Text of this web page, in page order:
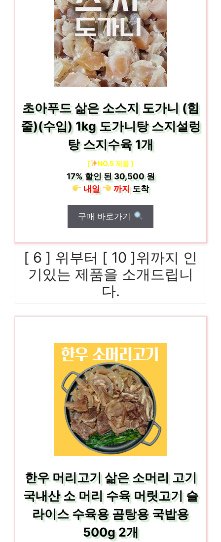
초아푸드 삶은 소스지 도가니 (힘
줄)(수입) 1kg 도가니탕 스지설렁
탕 스지수육 1개
[ NO.5 제품 ]
17%할인 된30,500 원
내일
까지도착
구매 바로가기
[ 6 ] 위부터 [ 10 ]위까지 인
기있는 제품을 소개드립니
다.
한우 머리고기 삶은 소머리 고기
국내산 소 머리 수육 머릿고기 슬
라이스 수육용 곰탕용 국밥용
500g 2개